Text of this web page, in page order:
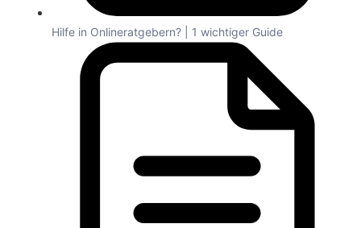
Hilfe in Onlineratgebern? | 1 wichtiger Guide